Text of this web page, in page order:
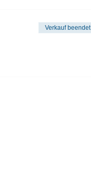
Verkauf beendet